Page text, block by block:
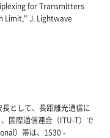
for Transmitters
Limit," J. Lightwave
として、長距離光通信に
国際通信連合（ITU-T）で
）帯は、1530 -